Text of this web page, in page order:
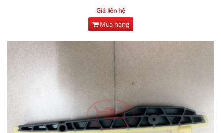
Giá liên hệ
Mua hàng